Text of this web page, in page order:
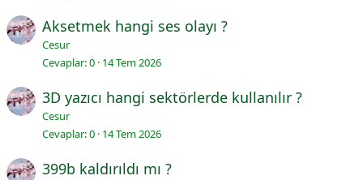
Aksetmek hangi ses olayı ?
Cesur
Cevaplar 0 14 Tem 2026
3D yazıcı hangi sektörlerde kullanılır ?
Cesur
Cevaplar 0 14 Tem 2026
399b kaldırıldı mı ?